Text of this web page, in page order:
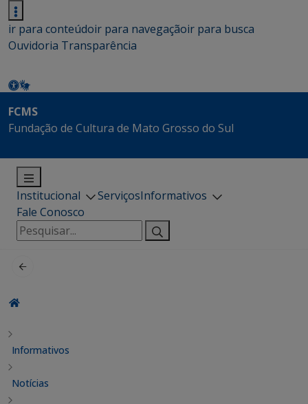
ir para conteúdoir para navegaçãoir para busca
Ouvidoria Transparência
FCMS
Fundação de Cultura de Mato Grosso do Sul
Institucional ServiçosInformativos
Fale Conosco
Pesquisar
por:
Informativos
Notícias